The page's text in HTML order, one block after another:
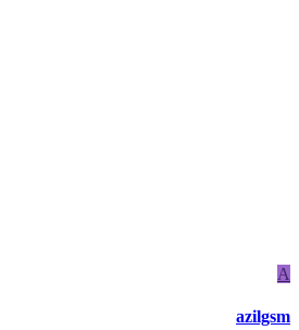
A
azilgsm